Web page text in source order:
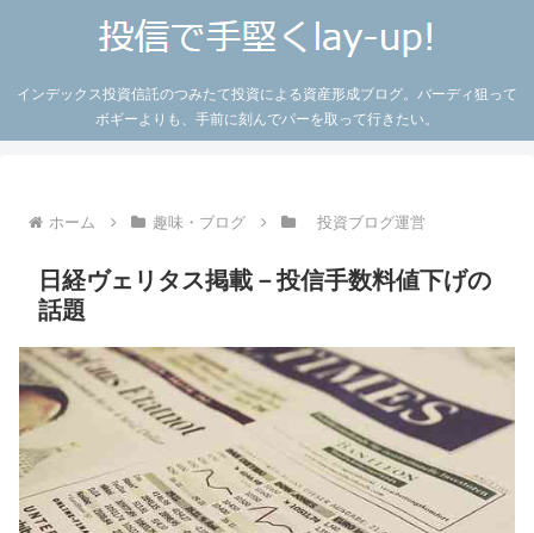
インデックス投資信託のつみたて投資による資産形成ブログ。バーディ狙って
ボギーよりも、手前に刻んでパーを取って行きたい。
ホーム 趣味・ブログ 投資ブログ運営
日経ヴェリタス掲載－投信手数料値下げの
話題